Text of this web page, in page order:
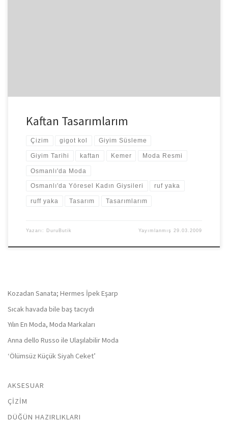
Kaftan Tasarımlarım
Çizim gigot kol Giyim Süsleme
Giyim Tarihi kaftan Kemer Moda Resmi
Osmanlı'da Moda
Osmanlı'da Yöresel Kadın Giysileri ruf yaka
ruff yaka Tasarım Tasarımlarım
Yazarı: DuruButik Yayımlanmış29.03.2009
Kozadan Sanata; Hermes İpek Eşarp
Sıcak havada bile baş tacıydı
Yılın En Moda, Moda Markaları
Anna dello Russo ile Ulaşılabilir Moda
‘Ölümsüz Küçük Siyah Ceket’
AKSESUAR
ÇIZIM
DÜĞÜN HAZIRLIKLARI